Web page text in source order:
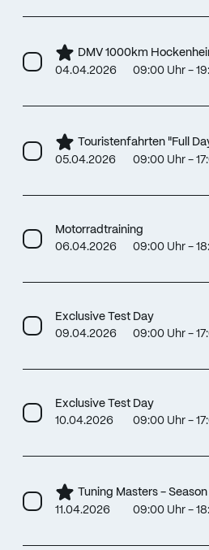
DMV 1000km
04.04.2026
09:00 Uhr -
Touristenfahrten "Full
05.04.2026
09:00 Uhr -
Motorradtraining
06.04.2026
09:00 Uhr -
Exclusive Test Day
09.04.2026
09:00 Uhr -
Exclusive Test Day
10.04.2026
09:00 Uhr -
Tuning Masters -
11.04.2026
09:00 Uhr -